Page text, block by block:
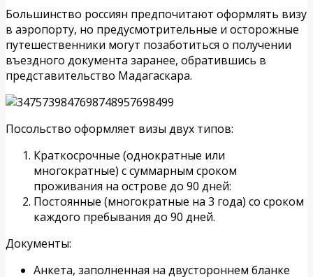
Большинство россиян предпочитают оформлять визу
в аэропорту, но предусмотрительные и осторожные
путешественники могут позаботиться о получении
въездного документа заранее, обратившись в
представительство Мадагаскара.
Посольство оформляет визы двух типов:
Краткосрочные (однократные или
многократные) с суммарным сроком
проживания на острове до 90 дней:
Постоянные (многократные на 3 года) со сроком
каждого пребывания до 90 дней.
Документы:
Анкета, заполненная на двустороннем бланке